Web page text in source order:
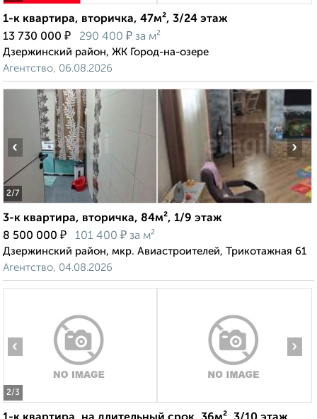
1-к квартира, вторичка, 47м², 3/24 этаж
13 730 000 ₽ 290 400 ₽ за м²
Дзержинский район, ЖК Город-на-озере
Агентство, 06.08.2026
2/7
‹ ›
3-к квартира, вторичка, 84м², 1/9 этаж
8 500 000 ₽ 101 400 ₽ за м²
Дзержинский район, мкр. Авиастроителей, Трикотажная 61
Агентство, 04.08.2026
2/3
‹ ›